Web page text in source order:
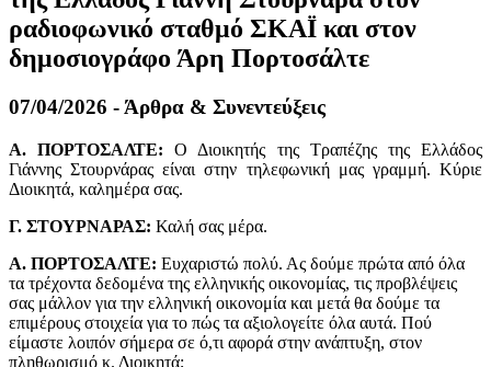
ραδιοφωνικό σταθμό ΣΚΑΪ και στον
δημοσιογράφο Άρη Πορτοσάλτε
07/04/2026 - Άρθρα & Συνεντεύξεις
Α. ΠΟΡΤΟΣΑΛΤΕ: Ο Διοικητής της Τραπέζης της Ελλάδος
Γιάννης Στουρνάρας είναι στην τηλεφωνική μας γραμμή. Κύριε
Διοικητά, καλημέρα σας.
Γ. ΣΤΟΥΡΝΑΡΑΣ: Καλή σας μέρα.
Α. ΠΟΡΤΟΣΑΛΤΕ: Ευχαριστώ πολύ. Ας δούμε πρώτα από όλα
τα τρέχοντα δεδομένα της ελληνικής οικονομίας, τις προβλέψεις
σας μάλλον για την ελληνική οικονομία και μετά θα δούμε τα
επιμέρους στοιχεία για το πώς τα αξιολογείτε όλα αυτά. Πού
είμαστε λοιπόν σήμερα σε ό,τι αφορά στην ανάπτυξη, στον
πληθωρισμό κ. Διοικητά;